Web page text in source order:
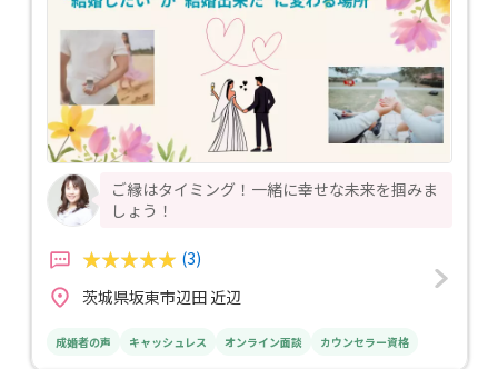
ご縁はタイミング！一緒に幸せな未来を掴みま
しょう！
(3)
茨城県坂東市辺田 近辺
成婚者の声 キャッシュレス オンライン面談 カウンセラー資格